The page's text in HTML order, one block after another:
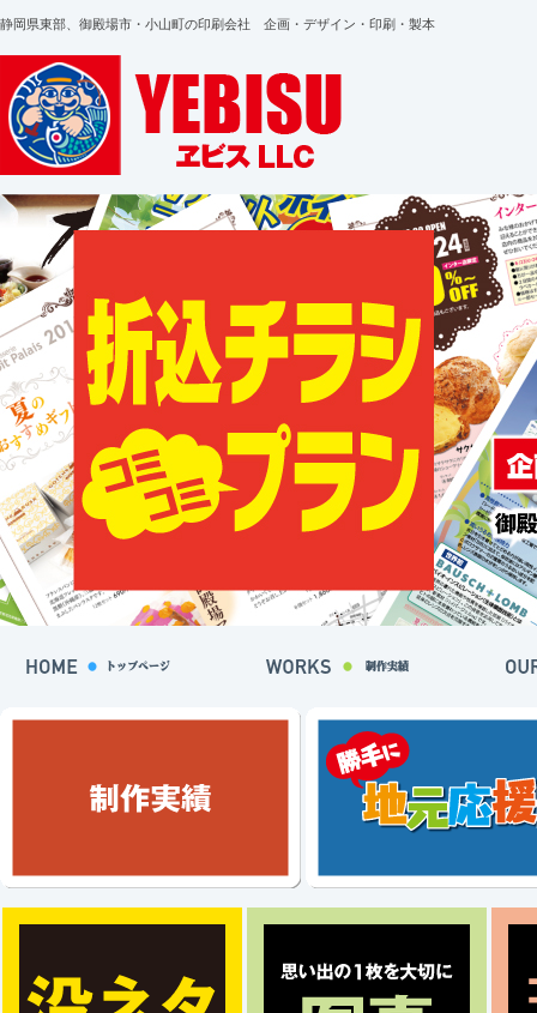
静岡県東部、御殿場市・小山町の印刷会社 企画・デザイン・印刷・製本